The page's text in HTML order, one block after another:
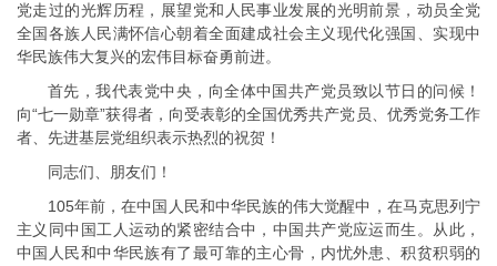
党走过的光辉历程，展望党和人民事业发展的光明前景，动员全党
全国各族人民满怀信心朝着全面建成社会主义现代化强国、实现中
华民族伟大复兴的宏伟目标奋勇前进。
首先，我代表党中央，向全体中国共产党员致以节日的问候！
向“七一勋章”获得者，向受表彰的全国优秀共产党员、优秀党务工作
者、先进基层党组织表示热烈的祝贺！
同志们、朋友们！
105年前，在中国人民和中华民族的伟大觉醒中，在马克思列宁
主义同中国工人运动的紧密结合中，中国共产党应运而生。从此，
中国人民和中华民族有了最可靠的主心骨，内忧外患、积贫积弱的